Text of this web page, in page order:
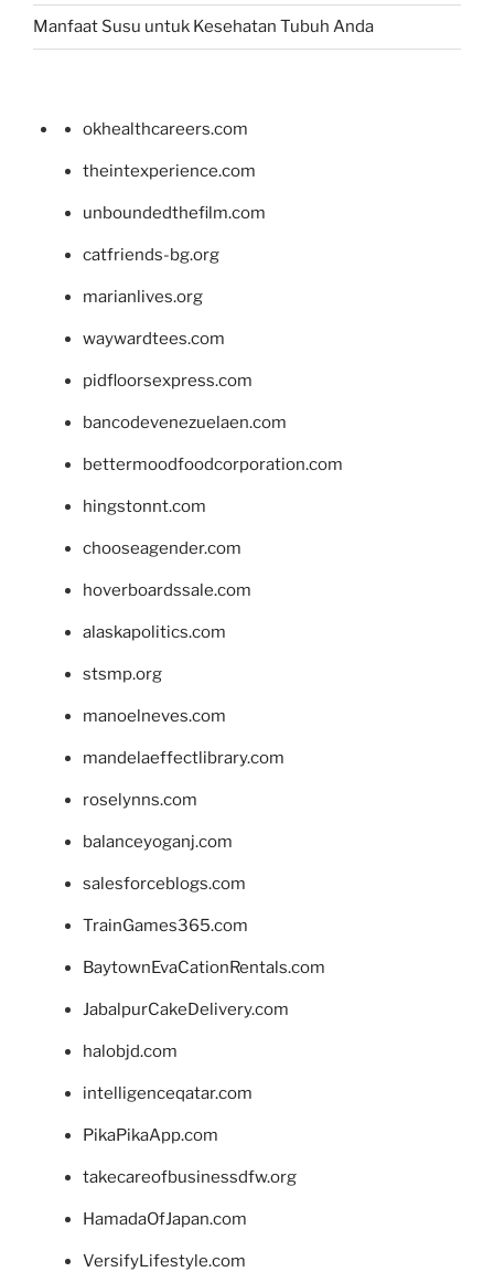
Manfaat Susu untuk Kesehatan Tubuh Anda
okhealthcareers.com
theintexperience.com
unboundedthefilm.com
catfriends-bg.org
marianlives.org
waywardtees.com
pidfloorsexpress.com
bancodevenezuelaen.com
bettermoodfoodcorporation.com
hingstonnt.com
chooseagender.com
hoverboardssale.com
alaskapolitics.com
stsmp.org
manoelneves.com
mandelaeffectlibrary.com
roselynns.com
balanceyoganj.com
salesforceblogs.com
TrainGames365.com
BaytownEvaCationRentals.com
JabalpurCakeDelivery.com
halobjd.com
intelligenceqatar.com
PikaPikaApp.com
takecareofbusinessdfw.org
HamadaOfJapan.com
VersifyLifestyle.com